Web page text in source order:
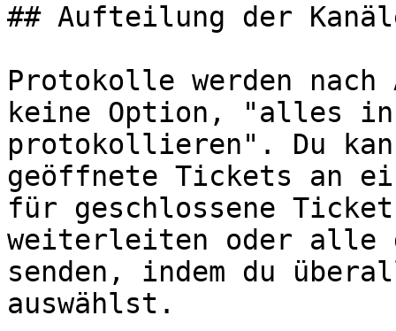
## Aufteilung der
Protokolle werden
keine Option, "alles in
protokollieren". Du
geöffnete Tickets an
für geschlossene
weiterleiten oder alle
senden, indem du
auswählst.